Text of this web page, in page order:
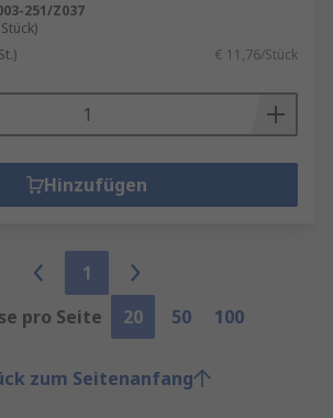
251/Z037
€ 11,76/Stück
Hinzufügen
1
pro Seite
20 50 100
zum Seitenanfang